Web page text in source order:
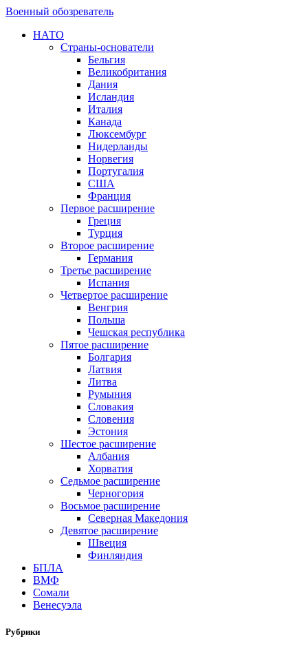
Военный обозреватель
НАТО
Страны-основатели
Бельгия
Великобритания
Дания
Исландия
Италия
Канада
Люксембург
Нидерланды
Норвегия
Португалия
США
Франция
Первое расширение
Греция
Турция
Второе расширение
Германия
Третье расширение
Испания
Четвертое расширение
Венгрия
Польша
Чешская республика
Пятое расширение
Болгария
Латвия
Литва
Румыния
Словакия
Словения
Эстония
Шестое расширение
Албания
Хорватия
Седьмое расширение
Черногория
Восьмое расширение
Северная Македония
Девятое расширение
Швеция
Финляндия
БПЛА
ВМФ
Сомали
Венесуэла
Рубрики